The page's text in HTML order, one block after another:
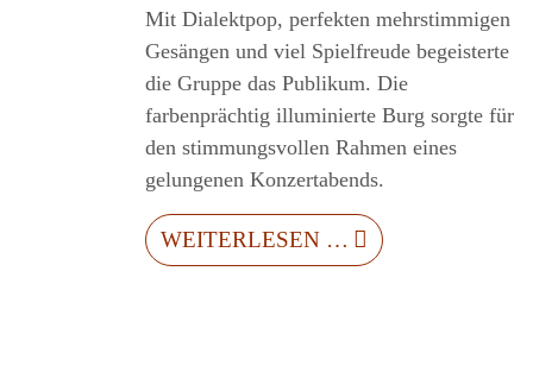
Mit Dialektpop, perfekten mehrstimmigen
Gesängen und viel Spielfreude begeisterte
die Gruppe das Publikum. Die
farbenprächtig illuminierte Burg sorgte für
den stimmungsvollen Rahmen eines
gelungenen Konzertabends.
WEITERLESEN …